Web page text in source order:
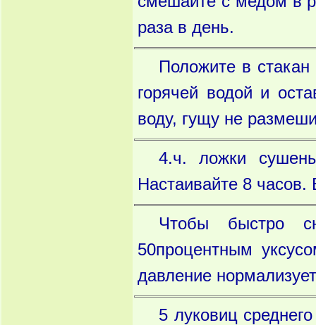
раза в день.
Положите в стакан
горячей водой и
воду, гущу не
4.ч. ложки
Настаивайте 8 часов.
Чтобы быстро
50процентным
давление
5 луковиц